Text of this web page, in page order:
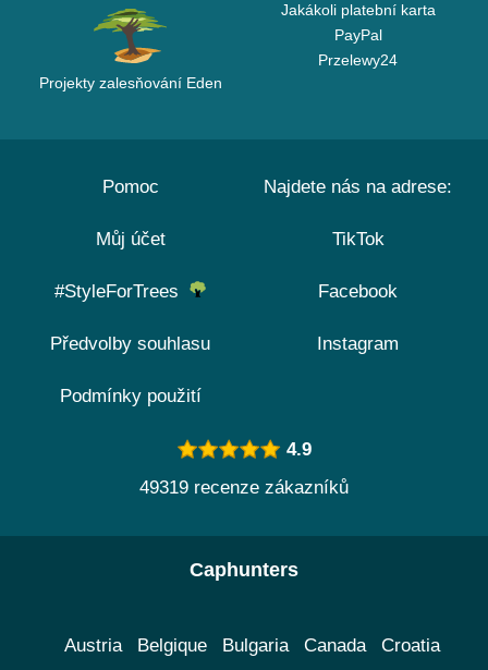
Projekty zalesňování Eden
Jakákoli platební karta
PayPal
Przelewy24
Pomoc
Můj účet
#StyleForTrees
Předvolby souhlasu
Podmínky použití
Najdete nás na adrese:
TikTok
Facebook
Instagram
4.9
49319 recenze zákazníků
Caphunters
Austria Belgique Bulgaria Canada Croatia